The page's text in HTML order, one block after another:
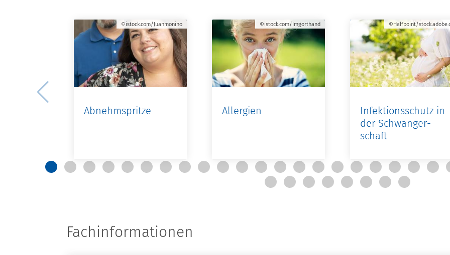
©istock.com/Juanmonino
Abnehmspritze
Als PDF
©istock.com/Imgorthand
Allergien
Als PDF
©Halfpoint/
Infektionsschutz in
der Schwanger­
schaft
Als PDF
Fachinformationen